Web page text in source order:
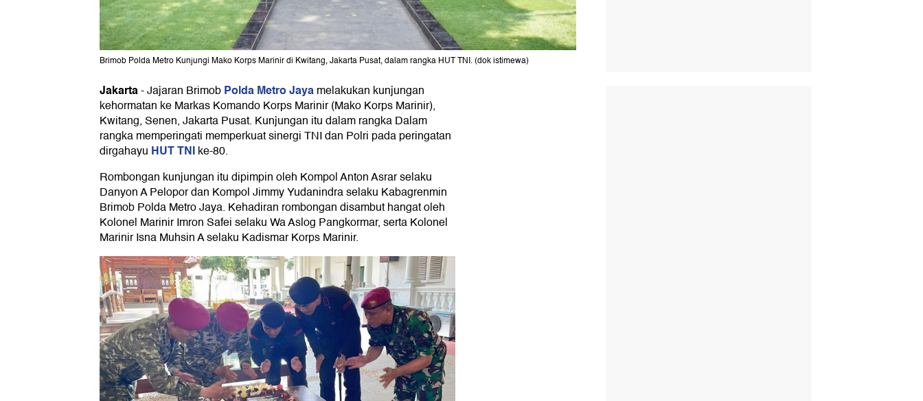
Brimob Polda Metro Kunjungi Mako Korps Marinir di Kwitang, Jakarta Pusat, dalam rangka HUT TNI. (dok istimewa)
Jakarta-Jajaran BrimobPolda Metro Jayamelakukan kunjungan
kehormatan ke Markas Komando Korps Marinir (Mako Korps Marinir),
Kwitang, Senen, Jakarta Pusat. Kunjungan itu dalam rangka Dalam
rangka memperingati memperkuat sinergi TNI dan Polri pada peringatan
dirgahayu HUT TNIke-80.
Rombongan kunjungan itu dipimpin oleh Kompol Anton Asrar selaku
Danyon A Pelopor dan Kompol Jimmy Yudanindra selaku Kabagrenmin
Brimob Polda Metro Jaya. Kehadiran rombongan disambut hangat oleh
Kolonel Marinir Imron Safei selaku Wa Aslog Pangkormar, serta Kolonel
Marinir Isna Muhsin A selaku Kadismar Korps Marinir.